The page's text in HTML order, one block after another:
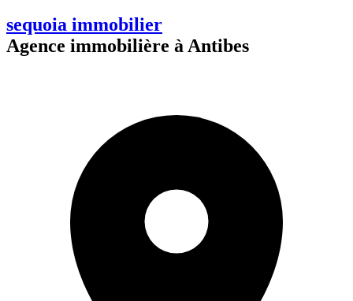
sequoia immobilier
Agence immobilière à Antibes